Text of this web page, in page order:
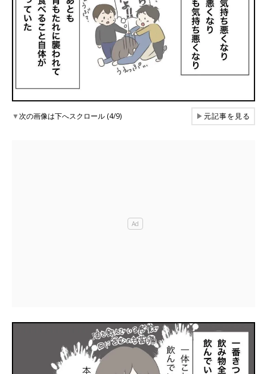
▼次の画像は下へスクロール (4/9) ▶元記事を見る